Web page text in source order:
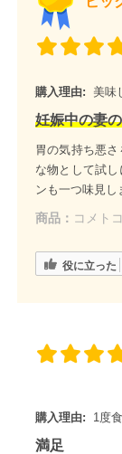
購入理由: 美味
妊娠中の妻
胃の気持ち悪
な物として試
ンも一つ味見し
商品： コメト
役に立った
購入理由: 1度
満足